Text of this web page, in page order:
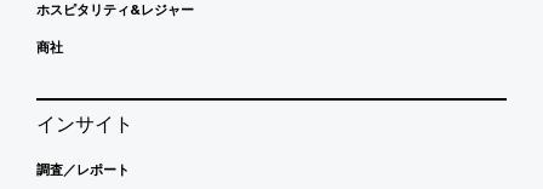
ホスピタリティ&レジャー
商社
インサイト
調査／レポート